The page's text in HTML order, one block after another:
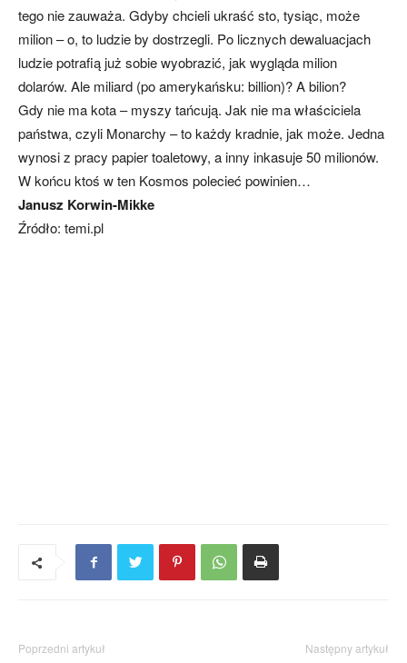
tego nie zauważa. Gdyby chcieli ukraść sto, tysiąc, może
milion – o, to ludzie by dostrzegli. Po licznych dewaluacjach
ludzie potrafią już sobie wyobrazić, jak wygląda milion
dolarów. Ale miliard (po amerykańsku: billion)? A bilion?
Gdy nie ma kota – myszy tańcują. Jak nie ma właściciela
państwa, czyli Monarchy – to każdy kradnie, jak może. Jedna
wynosi z pracy papier toaletowy, a inny inkasuje 50 milionów.
W końcu ktoś w ten Kosmos polecieć powinien…
Janusz Korwin-Mikke
Źródło: temi.pl
Poprzedni artykuł Następny artykuł